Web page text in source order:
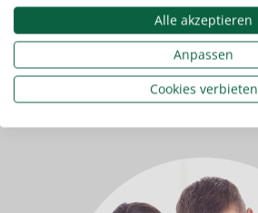
Nachhilfe­stundenAlle akzeptieren
Anpassen
Cookies verbieten